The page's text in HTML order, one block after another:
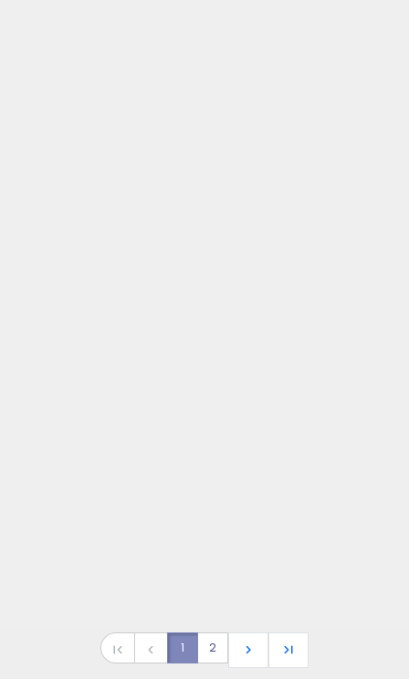
first_page navigate_before 1 2 navigate_next last_page